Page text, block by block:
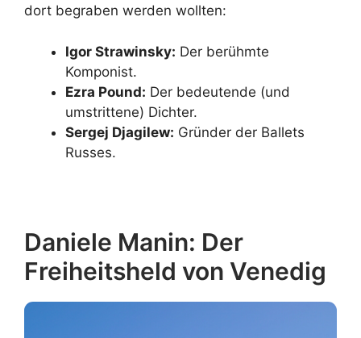
dort begraben werden wollten:
Igor Strawinsky: Der berühmte
Komponist.
Ezra Pound: Der bedeutende (und
umstrittene) Dichter.
Sergej Djagilew: Gründer der Ballets
Russes.
Daniele Manin: Der
Freiheitsheld von Venedig